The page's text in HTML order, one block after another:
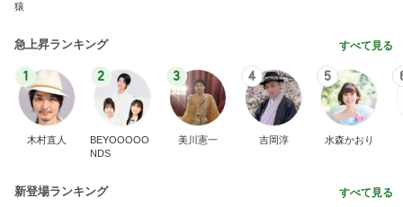
猿
急上昇ランキング すべて見る
1
木村直人
2
BEYOOOOO
NDS
3
美川憲一
4
吉岡淳
5
水森かおり
新登場ランキング すべて見る